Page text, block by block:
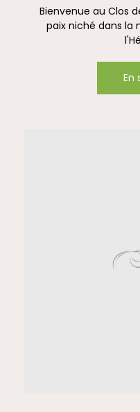
Bienvenue au Clos
paix niché dans la
En